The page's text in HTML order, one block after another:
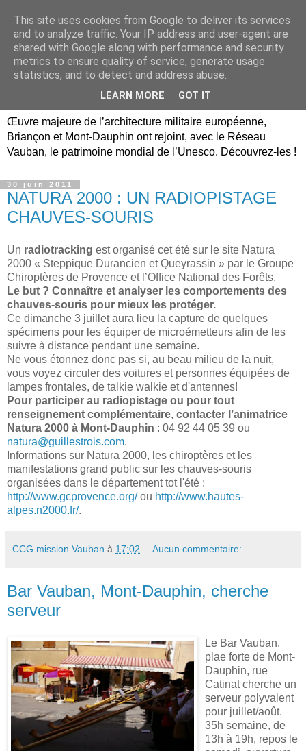
Briançon, Mont-Dauphin,
Vauban Unesco Hautes-
Œuvre majeure de l’architecture militaire européenne,
Briançon et Mont-Dauphin ont rejoint, avec le Réseau
Vauban, le patrimoine mondial de l’Unesco. Découvrez-les !
30 juin 2011
NATURA 2000 : UN RADIOPISTAGE
CHAUVES-SOURIS
Un radiotracking est organisé cet été sur le site Natura
2000 « Steppique Durancien et Queyrassin » par le Groupe
Chiroptères de Provence et l’Office National des Forêts.
Le but ? Connaître et analyser les comportements des
chauves-souris pour mieux les protéger.
Ce dimanche 3 juillet aura lieu la capture de quelques
spécimens pour les équiper de microémetteurs afin de les
suivre à distance pendant une semaine.
Ne vous étonnez donc pas si, au beau milieu de la nuit,
vous voyez circuler des voitures et personnes équipées de
lampes frontales, de talkie walkie et d'antennes!
Pour participer au radiopistage ou pour tout
renseignement complémentaire, contacter l’animatrice
Natura 2000 à Mont-Dauphin : 04 92 44 05 39 ou
natura@guillestrois.com.
Informations sur Natura 2000, les chiroptères et les
manifestations grand public sur les chauves-souris
organisées dans le département tot l'été :
http://www.gcprovence.org/ou http://www.hautes-
alpes.n2000.fr/.
CCG mission Vauban à 17:02 Aucun commentaire:
Bar Vauban, Mont-Dauphin, cherche
serveur
Le Bar Vauban,
plae forte de Mont-
Dauphin, rue
Catinat cherche un
serveur polyvalent
pour juillet/août.
35h semaine, de
13h à 19h, repos le
This site uses cookies from Google to deliver its services
and to analyze traffic. Your IP address and user-agent are
shared with Google along with performance and security
metrics to ensure quality of service, generate usage
statistics, and to detect and address abuse.
LEARN MORE GOT IT